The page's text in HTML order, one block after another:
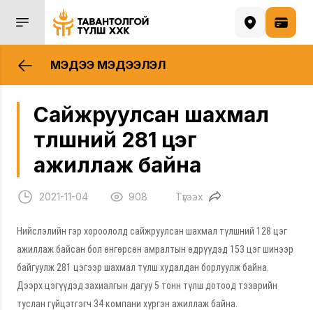
МЭДЭЭ МЭДЭЭЛЭЛ
Сайжруулсан шахмал
түлшний 281 цэг
ажиллаж байна
2021-11-04 908 Түгээх
Нийслэлийн гэр хороололд сайжруулсан шахмал түлшний 128 цэг
ажиллаж байсан бол өнгөрсөн амралтын өдрүүдэд 153 цэг шинээр
байгуулж 281 цэгээр шахмал түлш худалдан борлуулж байна.
Дээрх цэгүүдэд захиалгын дагуу 5 тонн түлш дотоод тээврийн
туслан гүйцэтгэгч 34 компани хүргэн ажиллаж байна.